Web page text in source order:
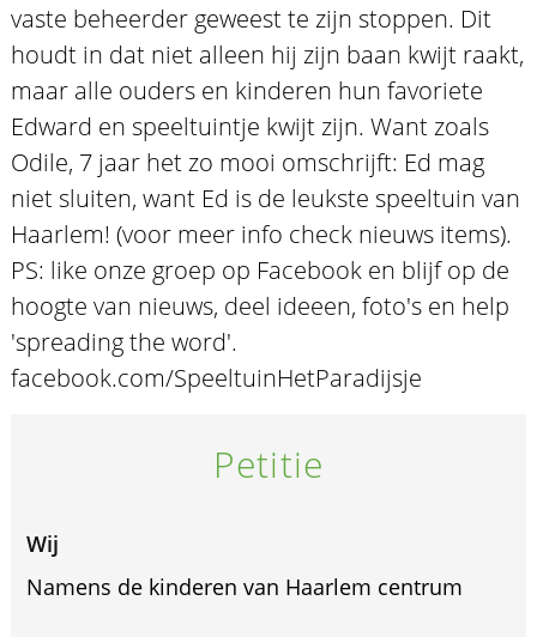
vaste beheerder geweest te zijn stoppen. Dit
houdt in dat niet alleen hij zijn baan kwijt raakt,
maar alle ouders en kinderen hun favoriete
Edward en speeltuintje kwijt zijn. Want zoals
Odile, 7 jaar het zo mooi omschrijft: Ed mag
niet sluiten, want Ed is de leukste speeltuin van
Haarlem! (voor meer info check nieuws items).
PS: like onze groep op Facebook en blijf op de
hoogte van nieuws, deel ideeen, foto's en help
'spreading the word'.
facebook.com/SpeeltuinHetParadijsje
Petitie
Wij
Namens de kinderen van Haarlem centrum